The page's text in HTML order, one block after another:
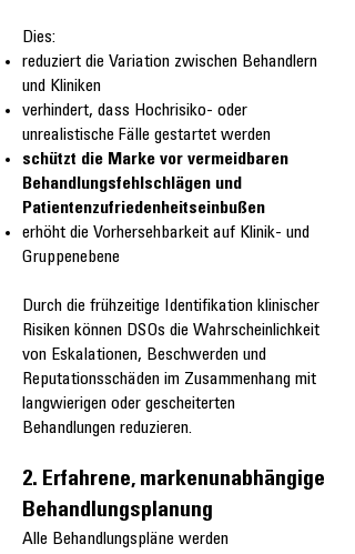
Dies:
reduziert die Variation zwischen Behandlern
und Kliniken
verhindert, dass Hochrisiko- oder
unrealistische Fälle gestartet werden
schützt die Marke vor vermeidbaren
Behandlungsfehlschlägen und
Patientenzufriedenheitseinbußen
erhöht die Vorhersehbarkeit auf Klinik- und
Gruppenebene
Durch die frühzeitige Identifikation klinischer
Risiken können DSOs die Wahrscheinlichkeit
von Eskalationen, Beschwerden und
Reputationsschäden im Zusammenhang mit
langwierigen oder gescheiterten
Behandlungen reduzieren.
2. Erfahrene, markenunabhängige
Behandlungsplanung
Alle Behandlungspläne werden